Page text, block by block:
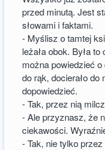
przed minutą. Jest
słowami i faktami.
- Myślisz o tamtej
leżała obok. Była
można powiedzieć
do rąk, docierało
dopowiedzieć.
- Tak, przez nią
- Ale przyznasz, że
ciekawości.
- Tak, nie tylko